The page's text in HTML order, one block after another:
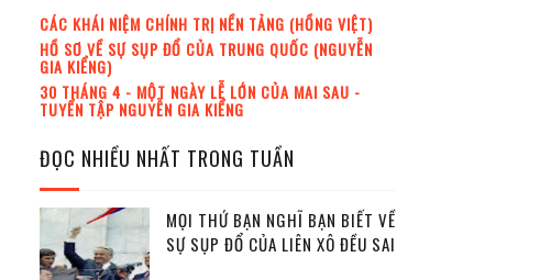
CÁC KHÁI NIỆM CHÍNH TRỊ NỀN TẢNG (HỒNG VIỆT)
HỒ SƠ VỀ SỰ SỤP ĐỔ CỦA TRUNG QUỐC (NGUYỄN
GIA KIỂNG)
30 THÁNG 4 - MỘT NGÀY LỄ LỚN CỦA MAI SAU -
TUYỂN TẬP NGUYỄN GIA KIỂNG
ĐỌC NHIỀU NHẤT TRONG TUẦN
MỌI THỨ BẠN NGHĨ BẠN BIẾT VỀ
SỰ SỤP ĐỔ CỦA LIÊN XÔ ĐỀU SAI